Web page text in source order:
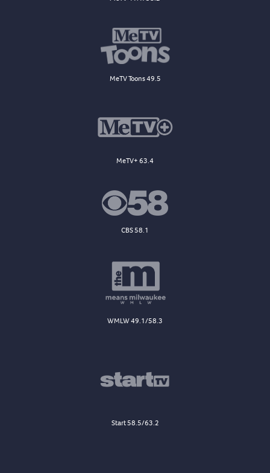
MeTV Toons 49.5
MeTV+ 63.4
CBS 58.1
WMLW 49.1/58.3
Start 58.5/63.2